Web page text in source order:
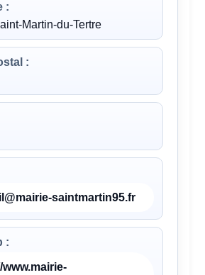
:
Martin-du-Tertre
:
saintmartin95.fr
:
www.mairie-